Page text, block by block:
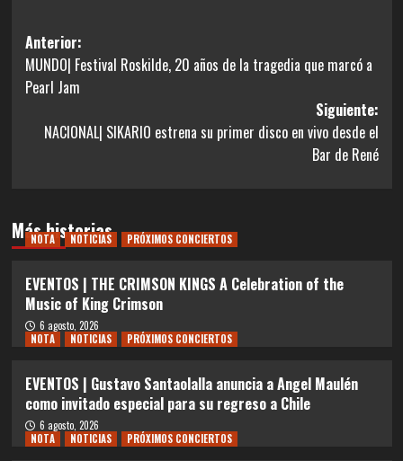
Navegación
de
entradas
Anterior:
MUNDO| Festival Roskilde, 20 años de la tragedia que marcó a
Pearl Jam
Siguiente:
NACIONAL| SIKARIO estrena su primer disco en vivo desde el
Bar de René
Más historias
NOTA NOTICIAS PRÓXIMOS CONCIERTOS
EVENTOS | THE CRIMSON KINGS A Celebration of the
Music of King Crimson
6 agosto, 2026
NOTA
NOTICIAS PRÓXIMOS CONCIERTOS
EVENTOS | Gustavo Santaolalla anuncia a Angel Maulén
como invitado especial para su regreso a Chile
6 agosto, 2026
NOTA
NOTICIAS PRÓXIMOS CONCIERTOS